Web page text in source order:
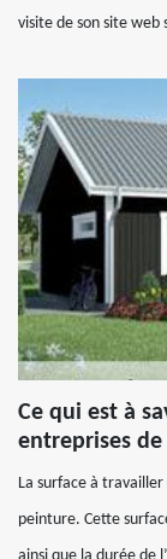
visite de son site
Ce qui est à
entreprises
La surface à
peinture. Cette